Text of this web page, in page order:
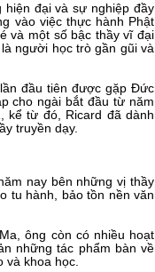
đại và sự nghiệp đầy
vào việc thực hành Phật
và một số bậc thầy vĩ đại
người học trò gần gũi và
đầu tiên được gặp Đức
cho ngài bắt đầu từ năm
kể từ đó, Ricard đã dành
truyền dạy.
nay bên những vị thầy
tu hành, bảo tồn nền văn
ông còn có nhiều hoạt
những tác phẩm bàn về
khoa học.